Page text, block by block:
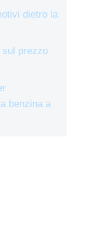
dietro la
sul prezzo
benzina a